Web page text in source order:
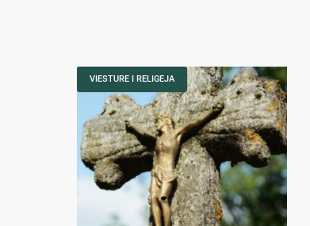
VIESTURE I RELIGEJA